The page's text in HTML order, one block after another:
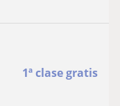
1ª clase gratis